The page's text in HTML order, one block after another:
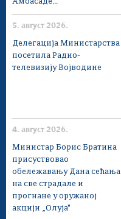
Амбасаде...
5. август 2026.
Делегација Министарства
посетила Радио-
телевизију Војводине
4. август 2026.
Министар Борис Братина
присуствовао
обележавању Дана сећања
на све страдале и
прогнане у оружаној
акцији „Олуја"